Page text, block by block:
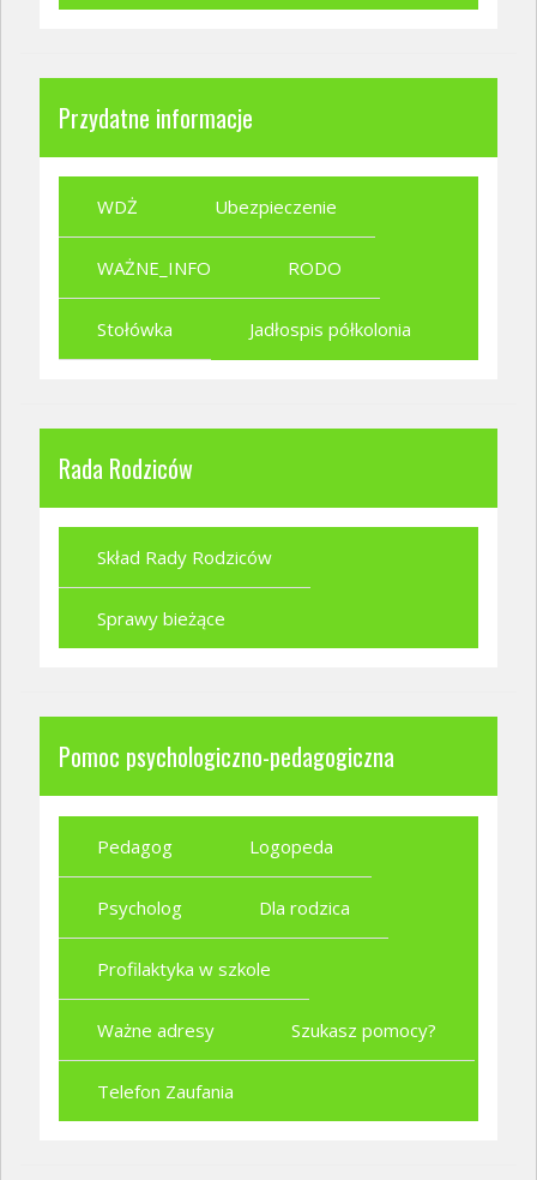
Przydatne informacje
WDŻ Ubezpieczenie
WAŻNE_INFO RODO
Stołówka Jadłospis półkolonia
Rada Rodziców
Skład Rady Rodziców
Sprawy bieżące
Pomoc psychologiczno-pedagogiczna
Pedagog Logopeda
Psycholog Dla rodzica
Profilaktyka w szkole
Ważne adresy Szukasz pomocy?
Telefon Zaufania